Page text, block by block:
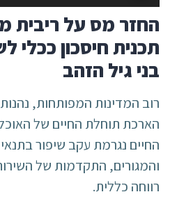
אודיו
החזר מס על ריבית
תכנית חיסכון ככלי
בני גיל הזהב
רוב המדינות המפותחות,
הארכת תוחלת החיים של
החיים נגרמת עקב שיפור
והמגורים, התקדמות של
רווחה כללית.